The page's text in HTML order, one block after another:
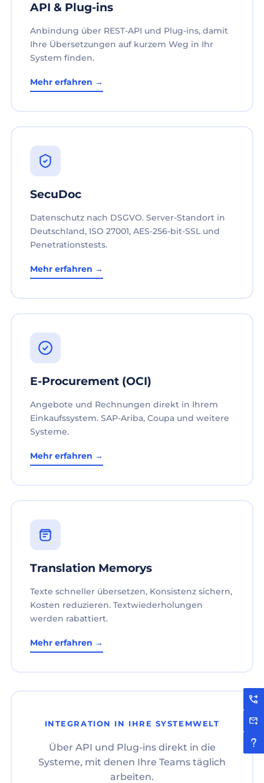
API & Plug-ins
Anbindung über REST-API und Plug-ins, damit
Ihre Übersetzungen auf kurzem Weg in Ihr
System finden.
Mehr erfahren →
SecuDoc
Datenschutz nach DSGVO. Server-Standort in
Deutschland, ISO 27001, AES-256-bit-SSL und
Penetrationstests.
Mehr erfahren →
E-Procurement (OCI)
Angebote und Rechnungen direkt in Ihrem
Einkaufssystem. SAP-Ariba, Coupa und weitere
Systeme.
Mehr erfahren →
Translation Memorys
Texte schneller übersetzen, Konsistenz sichern,
Kosten reduzieren. Textwiederholungen
werden rabattiert.
Mehr erfahren →
INTEGRATION IN IHRE SYSTEMWELT
Über API und Plug-ins direkt in die
Systeme, mit denen Ihre Teams täglich
arbeiten.